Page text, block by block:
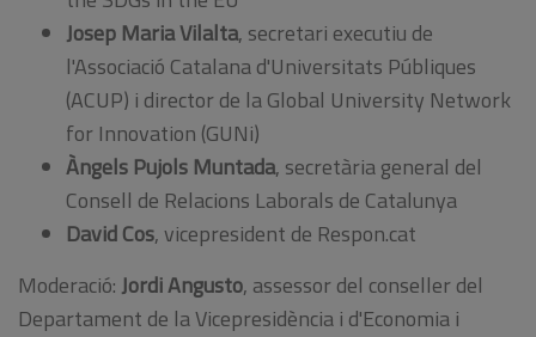
Josep Maria Vilalta, secretari executiu de
l'Associació Catalana d'Universitats Públiques
(ACUP) i director de la Global University Network
for Innovation (GUNi)
Àngels Pujols Muntada, secretària general del
Consell de Relacions Laborals de Catalunya
David Cos, vicepresident de Respon.cat
Moderació: Jordi Angusto, assessor del conseller del
Departament de la Vicepresidència i d'Economia i